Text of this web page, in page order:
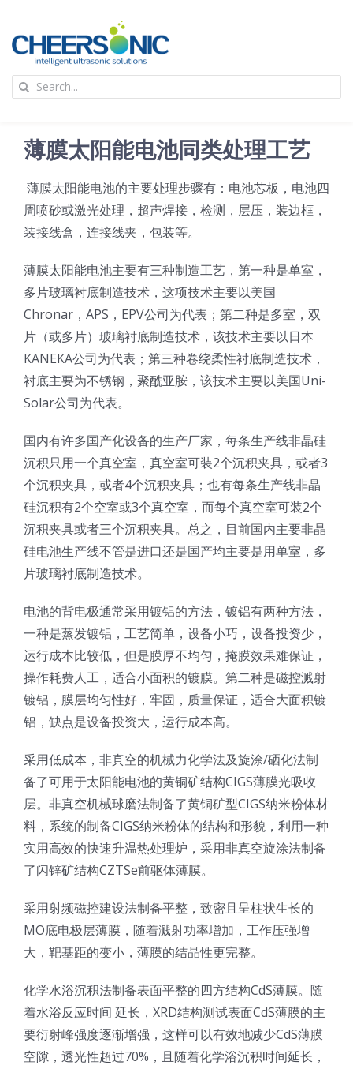
content
应用
超声波设备
技术及原理
氢能技术科普
光伏技术科普
半导体技术科普
医疗器械技术科普
粉体行业技术科普
超声波喷涂原理
喷涂的影响因素
流量
双进液
喷嘴兼容性
新闻
联系我们
中文
中文
ENGLISH
Search
薄膜太阳能电池同类处理工艺
薄膜太阳能电池的主要处理步骤有：电池芯板，电池四
周喷砂或激光处理，超声焊接，检测，层压，装边框，
装接线盒，连接线夹，包装等。
薄膜太阳能电池主要有三种制造工艺，第一种是单室，
多片玻璃衬底制造技术，这项技术主要以美国
Chronar，APS，EPV公司为代表；第二种是多室，双
片（或多片）玻璃衬底制造技术，该技术主要以日本
KANEKA公司为代表；第三种卷绕柔性衬底制造技术，
衬底主要为不锈钢，聚酰亚胺，该技术主要以美国Uni-
Solar公司为代表。
国内有许多国产化设备的生产厂家，每条生产线非晶硅
沉积只用一个真空室，真空室可装2个沉积夹具，或者3
个沉积夹具，或者4个沉积夹具；也有每条生产线非晶
硅沉积有2个空室或3个真空室，而每个真空室可装2个
沉积夹具或者三个沉积夹具。总之，目前国内主要非晶
硅电池生产线不管是进口还是国产均主要是用单室，多
片玻璃衬底制造技术。
电池的背电极通常采用镀铝的方法，镀铝有两种方法，
一种是蒸发镀铝，工艺简单，设备小巧，设备投资少，
运行成本比较低，但是膜厚不均匀，掩膜效果难保证，
操作耗费人工，适合小面积的镀膜。第二种是磁控溅射
镀铝，膜层均匀性好，牢固，质量保证，适合大面积镀
铝，缺点是设备投资大，运行成本高。
采用低成本，非真空的机械力化学法及旋涂/硒化法制
备了可用于太阳能电池的黄铜矿结构CIGS薄膜光吸收
层。非真空机械球磨法制备了黄铜矿型CIGS纳米粉体材
料，系统的制备CIGS纳米粉体的结构和形貌，利用一种
实用高效的快速升温热处理炉，采用非真空旋涂法制备
了闪锌矿结构CZTSe前驱体薄膜。
采用射频磁控建设法制备平整，致密且呈柱状生长的
MO底电极层薄膜，随着溅射功率增加，工作压强增
大，靶基距的变小，薄膜的结晶性更完整。
化学水浴沉积法制备表面平整的四方结构CdS薄膜。随
着水浴反应时间 延长，XRD结构测试表面CdS薄膜的主
要衍射峰强度逐渐增强，这样可以有效地减少CdS薄膜
空隙，透光性超过70%，且随着化学浴沉积时间延长，